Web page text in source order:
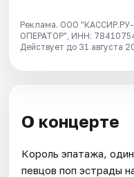
Реклама. ООО
ОПЕРАТОР", ИНН:
Действует до 31 августа
О концерте
Король эпатажа,
певцов поп эстрады